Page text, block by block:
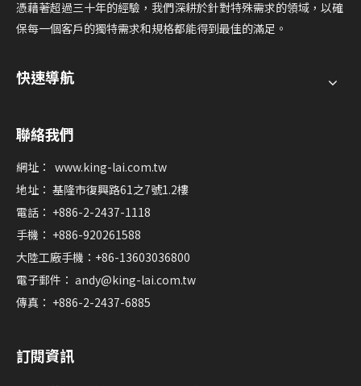
憑藉著超過三十年的經驗，我們深耕於針對特殊需求的領域，以確
保每一個客戶的獨特需求和規格都能得到最佳的滿足。
快速導航
聯絡我們
網址： www.king-lai.com.tw
地址： 基隆市復興路61之7號1.2樓
電話： +886-2-2437-1118
手機： +886-920261588
大陸工廠手機：+86-13603036800
電子郵件： andy@king-lai.com.tw
傳真： +886-2-2437-6885
訂閱資訊